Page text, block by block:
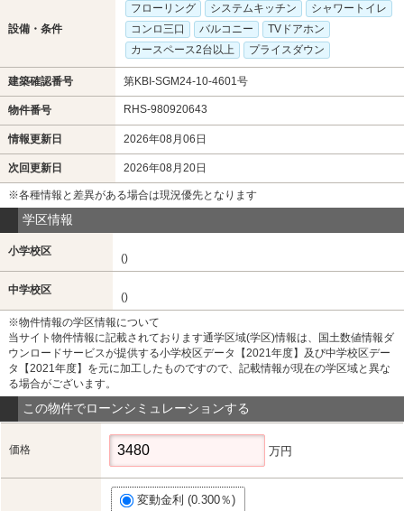
設備・条件
フローリング システムキッチン
シャワートイレ
コンロ三口
バルコニー
TVドアホン
カースペース2台以上
プライスダウン
建築確認番号 第KBI-SGM24-10-4601号
物件番号 RHS-980920643
情報更新日 2026年08月06日
次回更新日 2026年08月20日
※各種情報と差異がある場合は現況優先となります
学区情報
小学校区
()
中学校区
()
※物件情報の学区情報について
当サイト物件情報に記載されております通学区域(学区)情報は、国土数値情報ダ
ウンロードサービスが提供する小学校区データ【2021年度】及び中学校区デー
タ【2021年度】を元に加工したものですので、記載情報が現在の学区域と異な
る場合がございます。
この物件でローンシミュレーションする
価格 万円
変動金利 (0.300％)